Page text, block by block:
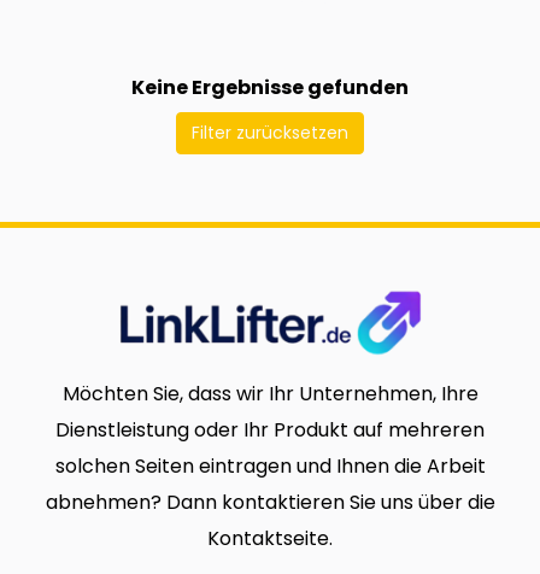
Keine Ergebnisse gefunden
Filter zurücksetzen
Möchten Sie, dass wir Ihr Unternehmen, Ihre
Dienstleistung oder Ihr Produkt auf mehreren
solchen Seiten eintragen und Ihnen die Arbeit
abnehmen? Dann kontaktieren Sie uns über die
Kontaktseite.